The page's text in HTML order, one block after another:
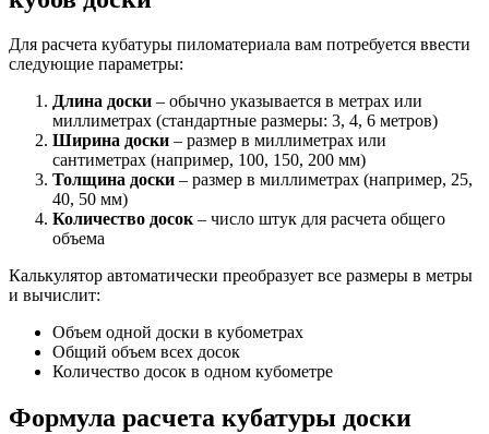
Для расчета кубатуры пиломатериала вам потребуется ввести
следующие параметры:
Длина доски – обычно указывается в метрах или
миллиметрах (стандартные размеры: 3, 4, 6 метров)
Ширина доски – размер в миллиметрах или
сантиметрах (например, 100, 150, 200 мм)
Толщина доски – размер в миллиметрах (например, 25,
40, 50 мм)
Количество досок– число штук для расчета общего
объема
Калькулятор автоматически преобразует все размеры в метры
и вычислит:
Объем одной доски в кубометрах
Общий объем всех досок
Количество досок в одном кубометре
Формула расчета кубатуры доски